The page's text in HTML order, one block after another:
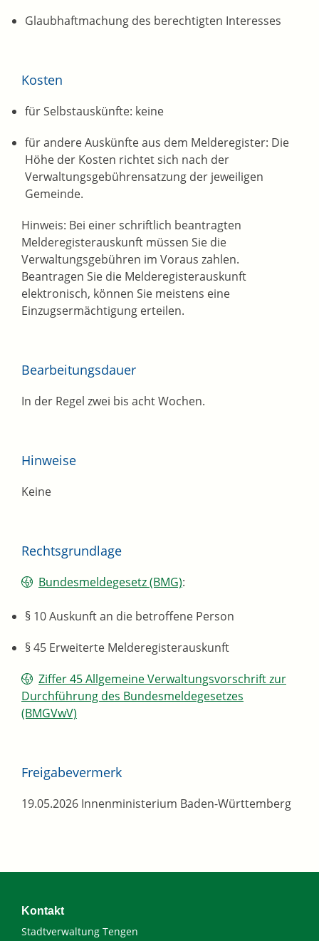
Glaubhaftmachung des berechtigten Interesses
Kosten
für Selbstauskünfte: keine
für andere Auskünfte aus dem Melderegister: Die
Höhe der Kosten richtet sich nach der
Verwaltungsgebührensatzung der jeweiligen
Gemeinde.
Hinweis: Bei einer schriftlich beantragten
Melderegisterauskunft müssen Sie die
Verwaltungsgebühren im Voraus zahlen.
Beantragen Sie die Melderegisterauskunft
elektronisch, können Sie meistens eine
Einzugsermächtigung erteilen.
Bearbeitungsdauer
In der Regel zwei bis acht Wochen.
Hinweise
Keine
Rechtsgrundlage
Bundesmeldegesetz (BMG):
§ 10 Auskunft an die betroffene Person
§ 45 Erweiterte Melderegisterauskunft
Ziffer 45 Allgemeine Verwaltungsvorschrift zur
Durchführung des Bundesmeldegesetzes
(BMGVwV)
Freigabevermerk
19.05.2026 Innenministerium Baden-Württemberg
Kontakt
Stadtverwaltung Tengen